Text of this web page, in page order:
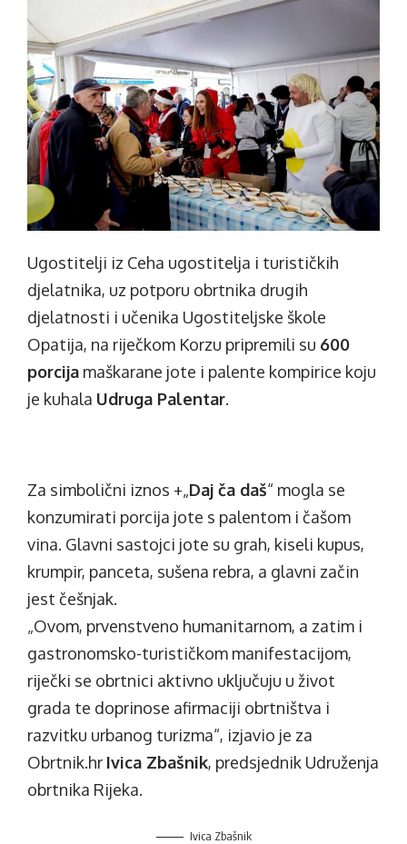
Ugostitelji iz Ceha ugostitelja i turističkih
djelatnika, uz potporu obrtnika drugih
djelatnosti i učenika Ugostiteljske škole
Opatija, na riječkom Korzu pripremili su 600
porcija maškarane jote i palente kompirice koju
je kuhala Udruga Palentar.
Za simbolični iznos +„Daj ča daš“ mogla se
konzumirati porcija jote s palentom i čašom
vina. Glavni sastojci jote su grah, kiseli kupus,
krumpir, panceta, sušena rebra, a glavni začin
jest češnjak.
„Ovom, prvenstveno humanitarnom, a zatim i
gastronomsko-turističkom manifestacijom,
riječki se obrtnici aktivno uključuju u život
grada te doprinose afirmaciji obrtništva i
razvitku urbanog turizma“, izjavio je za
Obrtnik.hr Ivica Zbašnik, predsjednik Udruženja
obrtnika Rijeka.
Ivica Zbašnik